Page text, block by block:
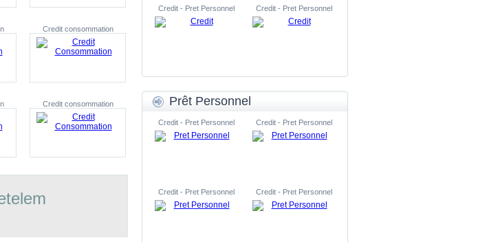
Credit consommation
Credit consommation
Credit - Pret Personnel Credit - Pret Personnel
Prêt Personnel
Credit - Pret Personnel Credit - Pret Personnel
Credit - Pret Personnel Credit - Pret Personnel